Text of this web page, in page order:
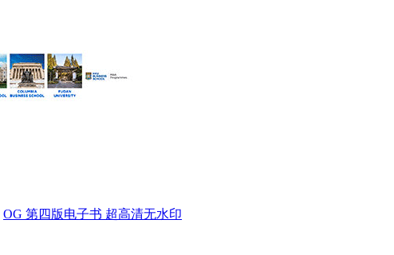
OG 第四版电子书 超高清无水印